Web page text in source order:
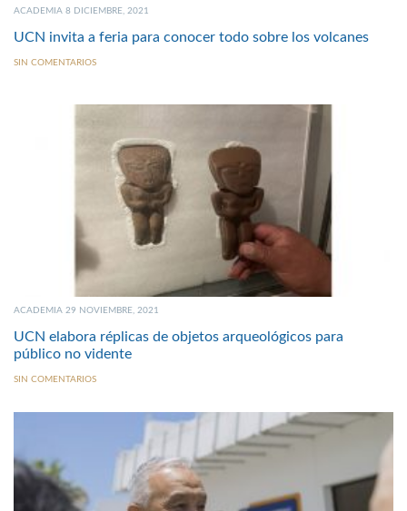
ACADEMIA 8 DICIEMBRE, 2021
UCN invita a feria para conocer todo sobre los volcanes
SIN COMENTARIOS
ACADEMIA 29 NOVIEMBRE, 2021
UCN elabora réplicas de objetos arqueológicos para
público no vidente
SIN COMENTARIOS